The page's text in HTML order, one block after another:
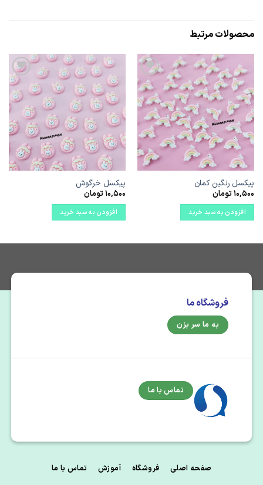
محصولات مرتبط
علاقه
مندی
ها
پیکسل رنگین کمان
10,500تومان
افزودن به سبد خرید
علاقه
مندی
ها
پیکسل خرگوش
10,500تومان
افزودن به سبد خرید
فروشگاه ما
به ما سر بزن
تماس با ما
صفحه اصلی فروشگاه آموزش تماس با ما